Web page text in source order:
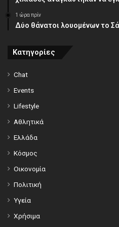
1 ώρα πρίν
Δύο θάνατοι λουομένων το
Κατηγορίες
Chat
Events
Lifestyle
Αθλητικά
Ελλάδα
Κόσμος
Οικονομία
Πολιτική
Υγεία
Χρήσιμα